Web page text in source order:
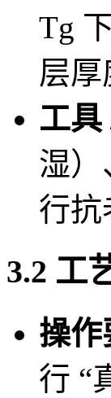
Tg
层厚
工具
湿）
行抗
3.2 工
操作
行 “